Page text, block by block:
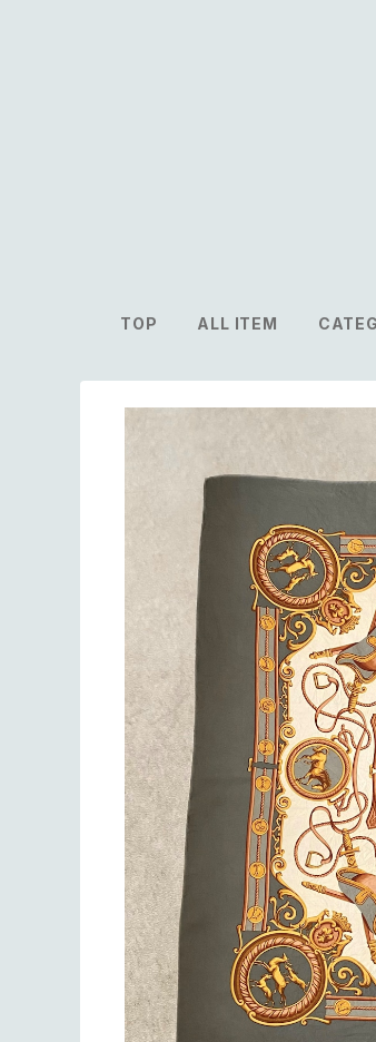
TOP ALL ITEM